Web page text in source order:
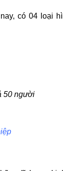
có 04 loại
50 người